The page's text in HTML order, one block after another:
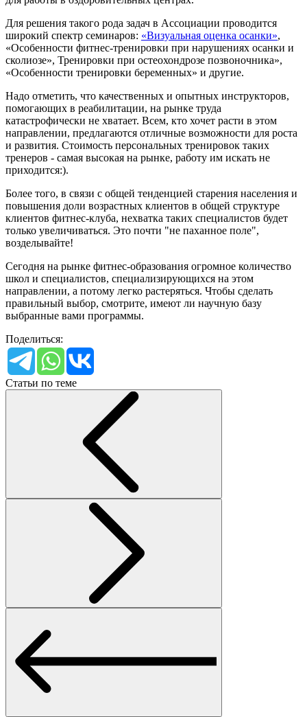
Для решения такого рода задач в Ассоциации проводится
широкий спектр семинаров: «Визуальная оценка осанки»,
«Особенности фитнес-тренировки при нарушениях осанки и
сколиозе», Тренировки при остеохондрозе позвоночника»,
«Особенности тренировки беременных» и другие.
Надо отметить, что качественных и опытных инструкторов,
помогающих в реабилитации, на рынке труда
катастрофически не хватает. Всем, кто хочет расти в этом
направлении, предлагаются отличные возможности для роста
и развития. Стоимость персональных тренировок таких
тренеров - самая высокая на рынке, работу им искать не
приходится:).
Более того, в связи с общей тенденцией старения населения и
повышения доли возрастных клиентов в общей структуре
клиентов фитнес-клуба, нехватка таких специалистов будет
только увеличиваться. Это почти "не паханное поле",
возделывайте!
Сегодня на рынке фитнес-образования огромное количество
школ и специалистов, специализирующихся на этом
направлении, а потому легко растеряться. Чтобы сделать
правильный выбор, смотрите, имеют ли научную базу
выбранные вами программы.
Поделиться:
Статьи по теме